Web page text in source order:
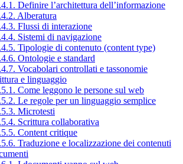
Definire l’architettura dell’informazione
Alberatura
Flussi di interazione
Sistemi di navigazione
Tipologie di contenuto (content type)
Ontologie e standard
Vocabolari controllati e tassonomie
e linguaggio
Come leggono le persone sul web
Le regole per un linguaggio semplice
Microtesti
Scrittura collaborativa
Content critique
Traduzione e localizzazione dei contenuti